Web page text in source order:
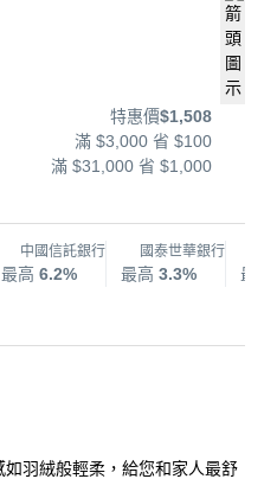
特惠價$1,508
滿 $3,000 省 $100
滿 $31,000 省 $1,000
中國信託銀行
最高 6.2%
國泰世華銀行
最高 3.3% 最
羽絨般輕柔，給您和家人最舒